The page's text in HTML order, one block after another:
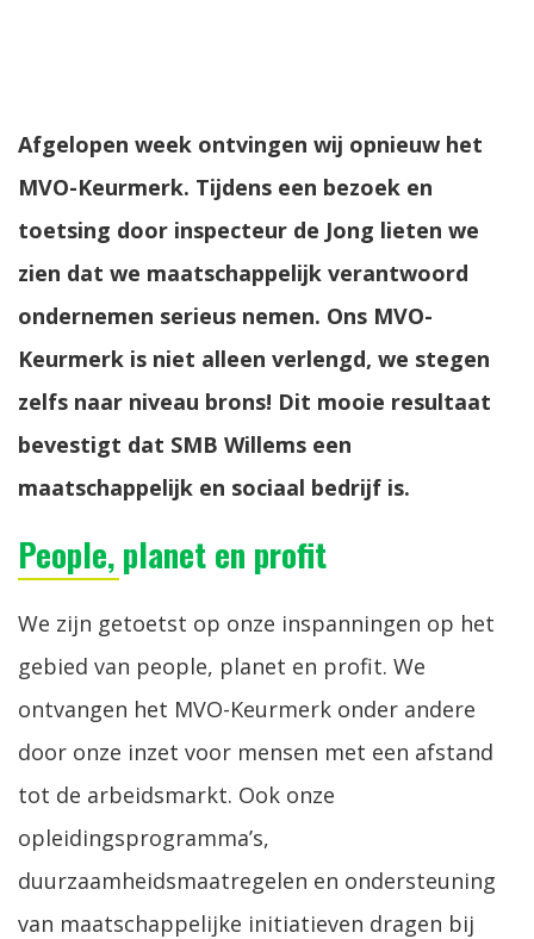
Afgelopen week ontvingen wij opnieuw het
MVO-Keurmerk. Tijdens een bezoek en
toetsing door inspecteur de Jong lieten we
zien dat we maatschappelijk verantwoord
ondernemen serieus nemen. Ons MVO-
Keurmerk is niet alleen verlengd, we stegen
zelfs naar niveau brons! Dit mooie resultaat
bevestigt dat SMB Willems een
maatschappelijk en sociaal bedrijf is.
People, planet en profit
We zijn getoetst op onze inspanningen op het
gebied van people, planet en profit. We
ontvangen het MVO-Keurmerk onder andere
door onze inzet voor mensen met een afstand
tot de arbeidsmarkt. Ook onze
opleidingsprogramma’s,
duurzaamheidsmaatregelen en ondersteuning
van maatschappelijke initiatieven dragen bij